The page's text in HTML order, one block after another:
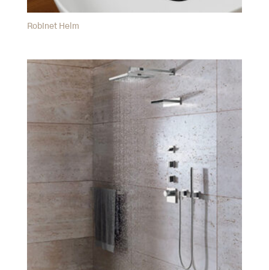
Robinet Helm